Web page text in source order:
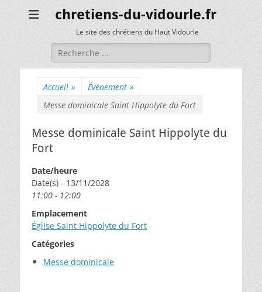
chretiens-du-vidourle.fr
Le site des chrétiens du Haut Vidourle
Rechercher :
Accueil » Évènement »
Messe dominicale Saint Hippolyte du Fort
Messe dominicale Saint Hippolyte du
Fort
Date/heure
Date(s) - 13/11/2028
11:00 - 12:00
Emplacement
Église Saint Hippolyte du Fort
Catégories
Messe dominicale